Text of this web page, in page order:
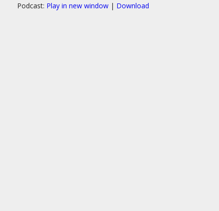
Podcast: Play in new window | Download